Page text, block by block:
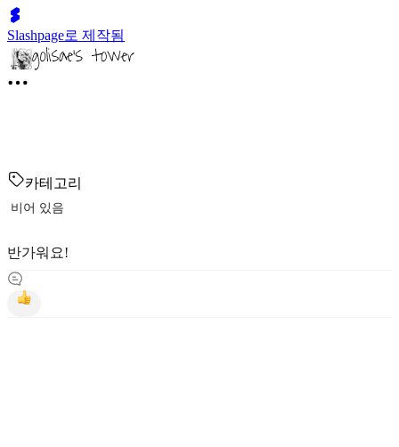
Slashpage로 제작됨
카테고리
비어 있음
반가워요!